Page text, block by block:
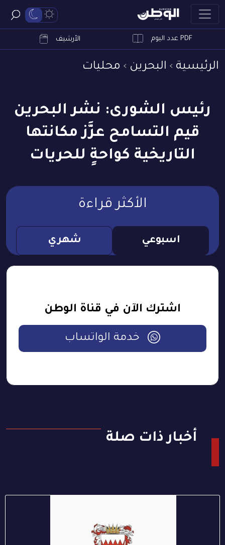
PDF عدد اليوم الأرشيف
الرئيسية البحرين محليات
رئيس الشورى: نشر البحرين
قيم التسامح عزَّز مكانتها
التاريخية كواحةٍ للحريات
الأكثر قراءة
اسبوعي شهري
اشترك الآن في قناة الوطن
خدمة الواتساب
أخبار ذات صلة